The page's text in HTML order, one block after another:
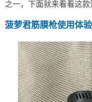
之一，下面就来看看这款
菠萝君筋膜枪使用体验